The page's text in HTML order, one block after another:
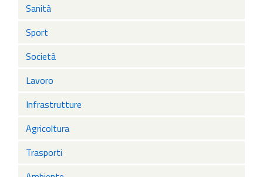
Sanità
Sport
Società
Lavoro
Infrastrutture
Agricoltura
Trasporti